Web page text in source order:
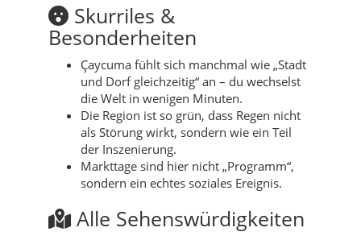
Skurriles &
Besonderheiten
Çaycuma fühlt sich manchmal wie „Stadt
und Dorf gleichzeitig“ an – du wechselst
die Welt in wenigen Minuten.
Die Region ist so grün, dass Regen nicht
als Störung wirkt, sondern wie ein Teil
der Inszenierung.
Markttage sind hier nicht „Programm“,
sondern ein echtes soziales Ereignis.
Alle Sehenswürdigkeiten